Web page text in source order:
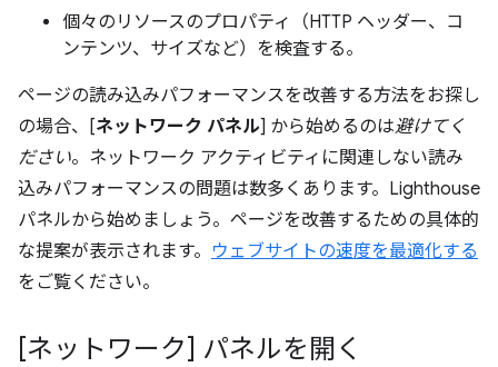
個々のリソースのプロパティ（HTTP ヘッダー、コ
ンテンツ、サイズなど）を検査する。
ページの読み込みパフォーマンスを改善する方法をお探し
の場合、[ネットワーク パネル] から始めるのは避けてく
ださい。ネットワーク アクティビティに関連しない読み
込みパフォーマンスの問題は数多くあります。Lighthouse
パネルから始めましょう。ページを改善するための具体的
な提案が表示されます。 ウェブサイトの速度を最適化する
をご覧ください。
[ネットワーク] パネルを開く